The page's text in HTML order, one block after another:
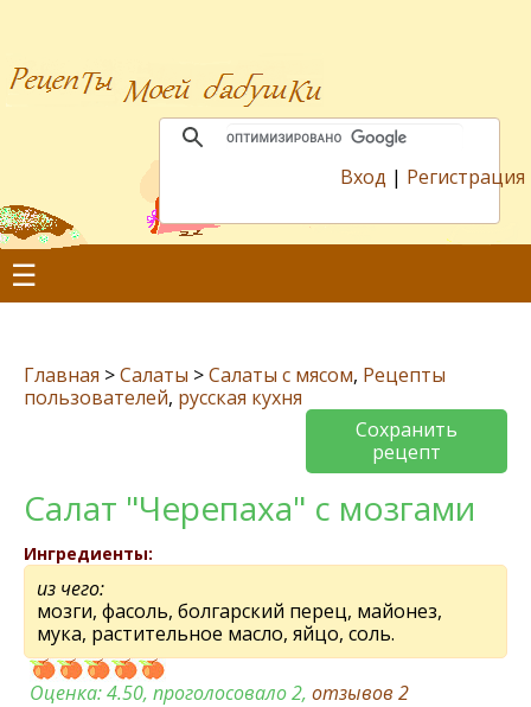
Вход | Регистрация
☰
Главная >Салаты >Салаты с мясом, Рецепты
пользователей, русская кухня
Сохранить
рецепт
Салат "Черепаха" с мозгами
Ингредиенты:
из чего:
мозги, фасоль, болгарский перец, майонез,
мука, растительное масло, яйцо, соль.
Оценка:4.50, проголосовало 2, отзывов 2